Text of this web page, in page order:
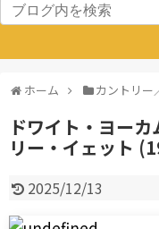
ホーム カントリー
ドワイト・ヨー
リー・イェット
2025/12/13